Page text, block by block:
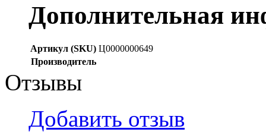
Дополнительная
Артикул (SKU) Ц0000000649
Производитель
Отзывы
Добавить отзыв